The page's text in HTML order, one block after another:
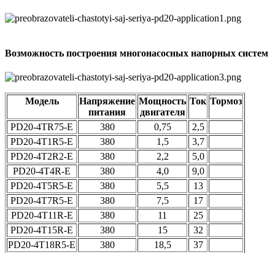
Возможность построения многонасосных напорных систем
Модель
Напряжение
питания
Мощность
двигателя
Ток Тормоз
PD20-4TR75-E 380 0,75
2,5
PD20-4T1R5-E
380 1,5
3,7
PD20-4T2R2-E
380 2,2
5,0
PD20-4T4R-E
380 4,0
9,0
PD20-4T5R5-E
380 5,5
13
PD20-4T7R5-E
380 7,5
17
PD20-4T11R-E
380 11
25
PD20-4T15R-E
380 15
32
PD20-4T18R5-E
380 18,5
37